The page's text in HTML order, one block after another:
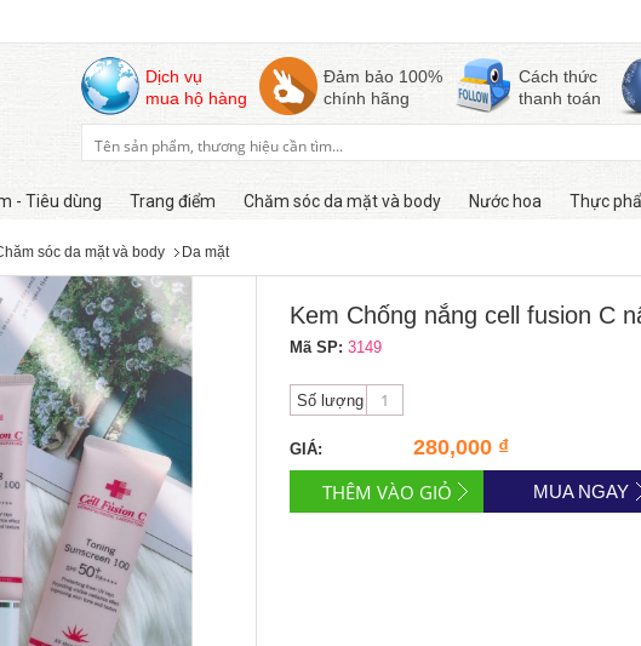
Dịch vụ
mua hộ hàng
Đảm bảo 100%
chính hãng
Cách thức
thanh toán
- Tiêu dùng Trang điểm Chăm sóc da mặt và body Nước hoa Thực
sóc da mặt và body Da mặt
Còn hàng
Kem Chống nắng cell fusion C
Mã SP: 3149
Số lượng
GIÁ: 280,000 ₫
MUA NGAY